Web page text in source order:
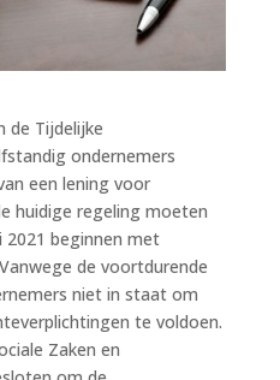
de Tijdelijke
ondernemers
een lening voor
huidige regeling moeten
2021 beginnen met
de voortdurende
niet in staat om
te voldoen.
Zaken en